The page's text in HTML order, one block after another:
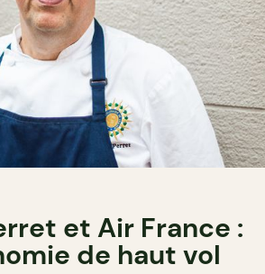
et Air France :
de haut vol